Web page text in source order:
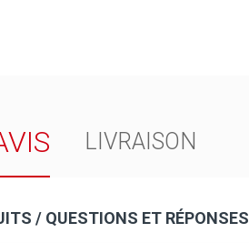
LIVRAISON
/ QUESTIONS ET RÉPONSES